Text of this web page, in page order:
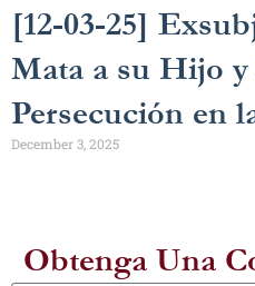
[12-03-25]
Mata a su Hijo
Persecución en
December 3, 2025
Obtenga Una